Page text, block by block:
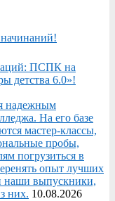
ПСПК на
детства 6.0»!
надежным
На его базе
мастер-классы,
пробы,
погрузиться в
опыт лучших
наши выпускники,
них. 10.08.2026